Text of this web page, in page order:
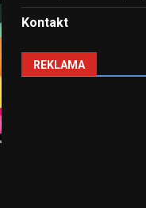
Kontakt
REKLAMA